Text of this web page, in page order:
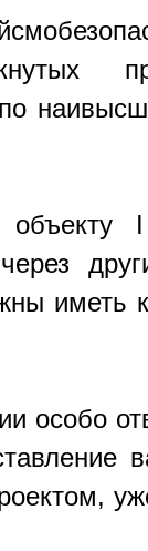
I
иметь
особо